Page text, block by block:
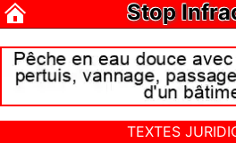
Stop
TEXTES